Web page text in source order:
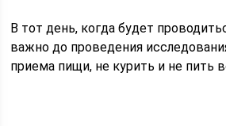
В тот день, когда будет
важно до проведения
приема пищи, не курить и не пить